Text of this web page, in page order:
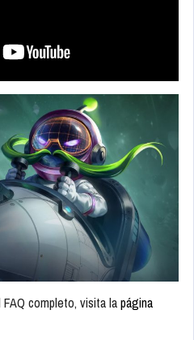
completo, visita lapágina